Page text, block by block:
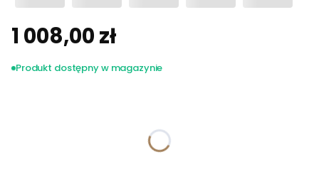
Cena
1 008,00 zł
Produkt dostępny w magazynie